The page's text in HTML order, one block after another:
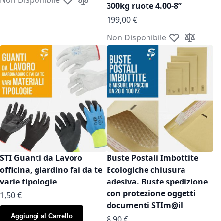
Aggiungi alla lista desideri
Aggiungi al confronto
300kg ruote 4.00-8”
199,00 €
Non Disponibile Aggiungi alla
Aggiungi
STI Guanti da Lavoro
officina, giardino fai da te
varie tipologie
As low as
1,50 €
Aggiungi al Carrello
Buste Postali Imbottite
Ecologiche chiusura
adesiva. Buste spedizione
con protezione oggetti
documenti STIm@il
As low as